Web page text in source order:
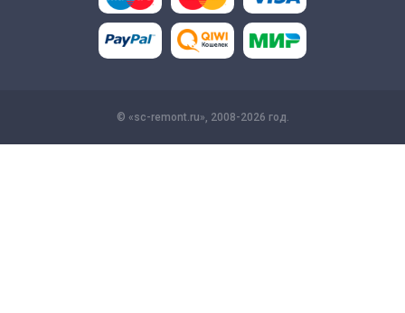
© «sc-remont.ru», 2008-2026 год.